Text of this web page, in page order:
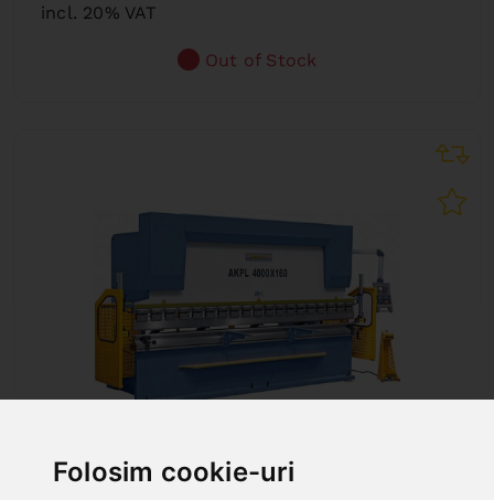
Folosim cookie-uri
incl. 20% VAT
Out of Stock